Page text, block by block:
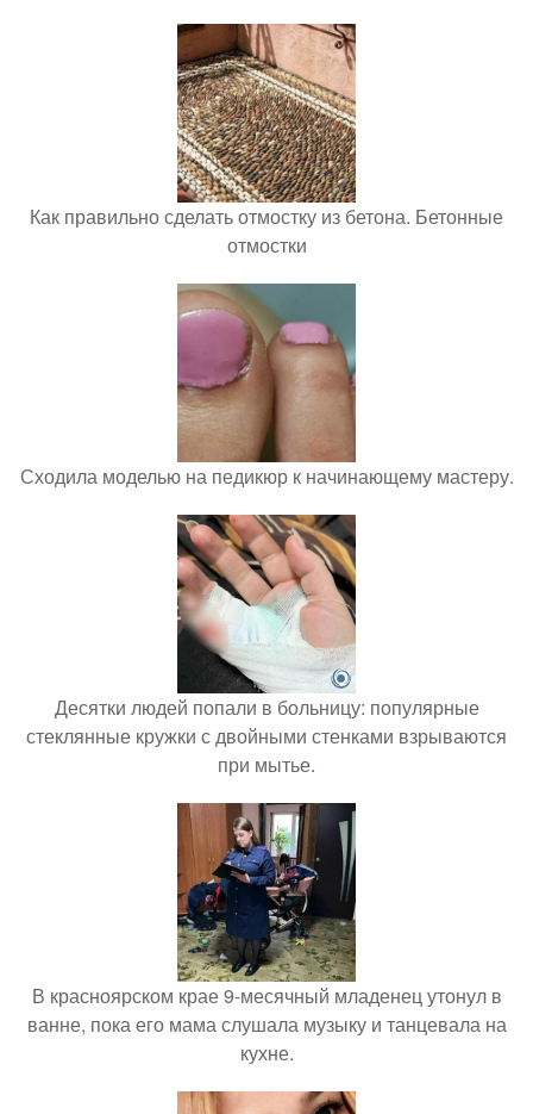
Как правильно сделать отмостку из бетона. Бетонные
отмостки
Сходила моделью на педикюр к начинающему мастеру.
Десятки людей попали в больницу: популярные
стеклянные кружки с двойными стенками взрываются
при мытье.
В красноярском крае 9-месячный младенец утонул в
ванне, пока его мама слушала музыку и танцевала на
кухне.